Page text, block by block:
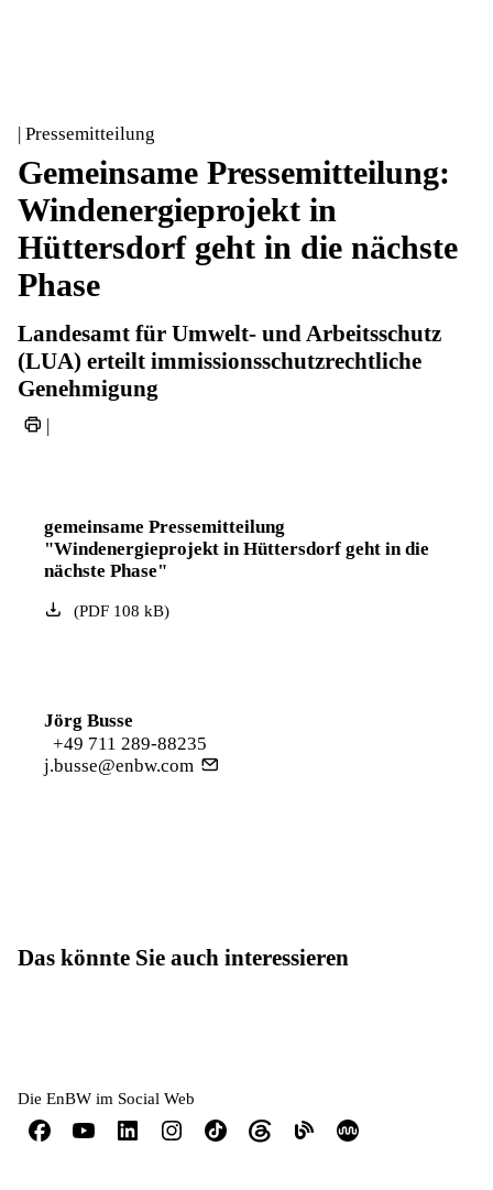
| Pressemitteilung
Gemeinsame Pressemitteilung:
Windenergieprojekt in
Hüttersdorf geht in die nächste
Phase
Landesamt für Umwelt- und Arbeitsschutz
(LUA) erteilt immissionsschutzrechtliche
Genehmigung
|
gemeinsame Pressemitteilung
"Windenergieprojekt in Hüttersdorf geht in die
nächste Phase"
(PDF108 kB)
Jörg Busse
+49 711 289-88235
j.busse@enbw.com
Das könnte Sie auch interessieren
Die EnBW im Social Web